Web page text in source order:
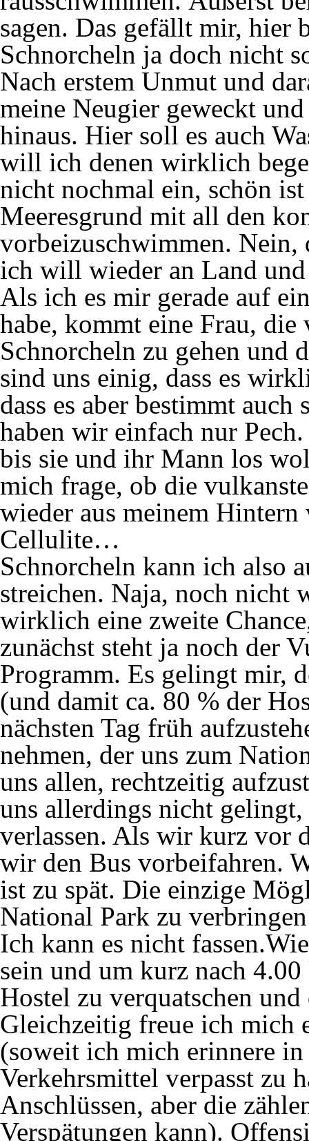
sagen. Das gefällt mir, hier
Schnorcheln ja doch nicht
Nach erstem Unmut und
meine Neugier geweckt
hinaus. Hier soll es auch
will ich denen wirklich
nicht nochmal ein, schön
Meeresgrund mit all den
vorbeizuschwimmen. Nein,
ich will wieder an Land
Als ich es mir gerade auf
habe, kommt eine Frau,
Schnorcheln zu gehen und
sind uns einig, dass es
dass es aber bestimmt
haben wir einfach nur
bis sie und ihr Mann los
mich frage, ob die
wieder aus meinem Hintern
Cellulite…
Schnorcheln kann ich also
streichen. Naja, noch
wirklich eine zweite
zunächst steht ja noch der
Programm. Es gelingt mir,
(und damit ca. 80 % der
nächsten Tag früh
nehmen, der uns zum
uns allen, rechtzeitig
uns allerdings nicht
verlassen. Als wir kurz vor
wir den Bus vorbeifahren.
ist zu spät. Die einzige
National Park zu
Ich kann es nicht
sein und um kurz nach
Hostel zu verquatschen
Gleichzeitig freue ich mich
(soweit ich mich erinnere
Verkehrsmittel verpasst zu
Anschlüssen, aber die
Verspätungen kann).